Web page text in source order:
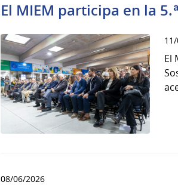
El MIEM participa en la
El
08/06/2026